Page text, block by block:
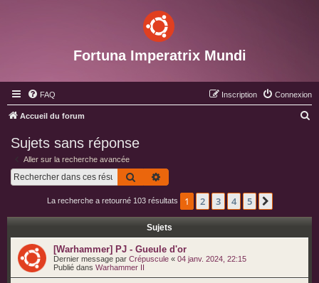
Fortuna Imperatrix Mundi
FAQ Connexion
Inscription
Accueil du forum
c
Sujets sans réponse
Aller sur la recherche avancée
Rechercher
La recherche a retourné 103 résultats 1 2 3 4 5
Sujets
[Warhammer] PJ - Gueule d'or
Dernier message par Crépuscule « 04 janv. 2024, 22:15
Publié dans Warhammer II